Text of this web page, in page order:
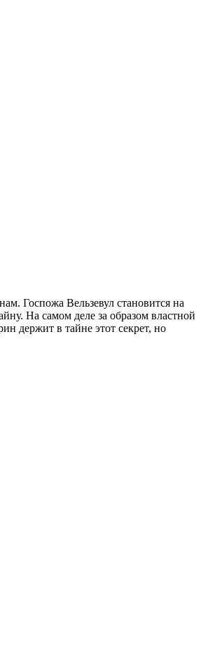
Госпожа Вельзевул становится на
На самом деле за образом властной
держит в тайне этот секрет, но